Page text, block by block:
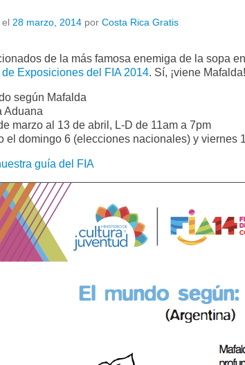
el 28 marzo, 2014 por Costa Rica Gratis
de la más famosa enemiga de la sopa
de Exposiciones del FIA 2014. Sí, ¡viene Mafalda!
según Mafalda
Aduana
marzo al 13 de abril, L-D de 11am a 7pm
el domingo 6 (elecciones nacionales) y viernes
guía del FIA